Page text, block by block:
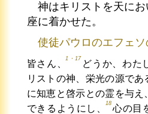
神はキリストを天に
座に着かせた。
使徒パウロのエフェ
皆さん、
1・17
どうか、わた
リストの神、栄光の源であ
に知恵と啓示との霊を与
できるようにし、
18
心の目